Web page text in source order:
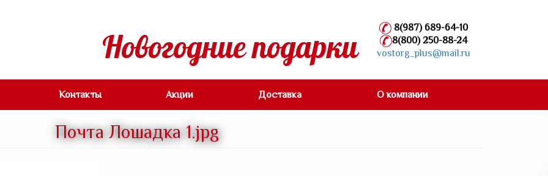
8(987) 689-64-10
8(800) 250-88-24
vostorg_plus@mail.ru
Новогодние подарки
Контакты Акции Доставка О компании
Почта Лошадка 1.jpg